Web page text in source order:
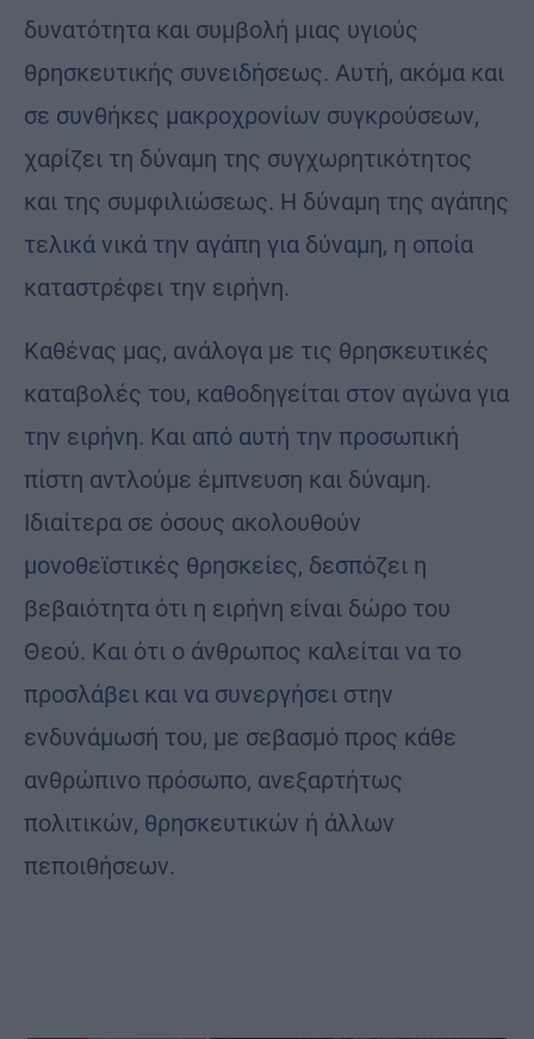
δυνατότητα και συμβολή μιας υγιούς
θρησκευτικής συνειδήσεως. Αυτή, ακόμα και
σε συνθήκες μακροχρονίων συγκρούσεων,
χαρίζει τη δύναμη της συγχωρητικότητος
και της συμφιλιώσεως. Η δύναμη της αγάπης
τελικά νικά την αγάπη για δύναμη, η οποία
καταστρέφει την ειρήνη.
Καθένας μας, ανάλογα με τις θρησκευτικές
καταβολές του, καθοδηγείται στον αγώνα για
την ειρήνη. Και από αυτή την προσωπική
πίστη αντλούμε έμπνευση και δύναμη.
Ιδιαίτερα σε όσους ακολουθούν
μονοθεϊστικές θρησκείες, δεσπόζει η
βεβαιότητα ότι η ειρήνη είναι δώρο του
Θεού. Και ότι ο άνθρωπος καλείται να το
προσλάβει και να συνεργήσει στην
ενδυνάμωσή του, με σεβασμό προς κάθε
ανθρώπινο πρόσωπο, ανεξαρτήτως
πολιτικών, θρησκευτικών ή άλλων
πεποιθήσεων.